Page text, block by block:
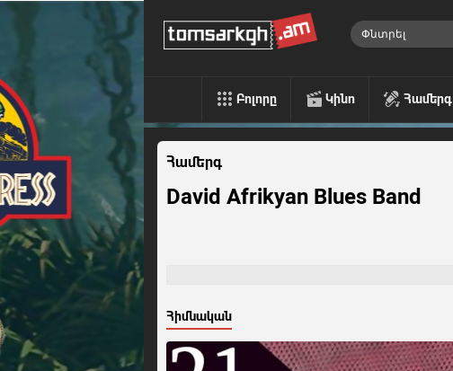
Բոլորը Կինո Համերգ
Համերգ
David Afrikyan Blues Band
Հիմնական